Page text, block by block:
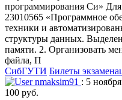
программирования Си» Для
23010565 «Программное
техники и
структуры данных.
памяти. 2. Организовать
файла, П
СибГУТИ Билеты
nmaksim91 : 5
100 руб.